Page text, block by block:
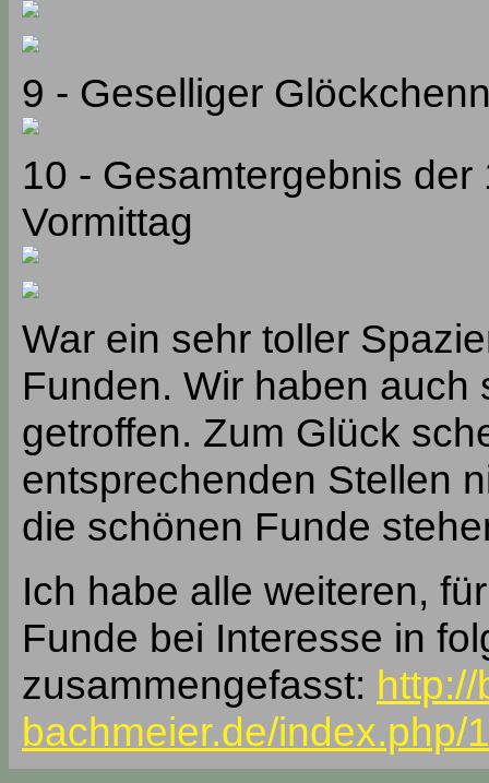
9 - Geselliger
10 - Gesamtergebnis
Vormittag
War ein sehr toller
Funden. Wir haben
getroffen. Zum Glück
entsprechenden Stellen
die schönen Funde
Ich habe alle weiteren,
Funde bei Interesse in
zusammengefasst:
bachmeier.de/index.php/